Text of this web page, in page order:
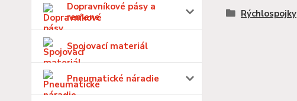
Dopravníkové pásy a
remene
Spojovací materiál
Pneumatické náradie
Rýchlospojky